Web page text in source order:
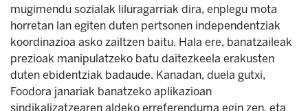
mugimendu sozialak liluragarriak dira, enplegu mota
horretan lan egiten duten pertsonen independentziak
koordinazioa asko zailtzen baitu. Hala ere, banatzaileak
prezioak manipulatzeko batu daitezkeela erakusten
duten ebidentziak badaude. Kanadan, duela gutxi,
Foodora janariak banatzeko aplikazioan
sindikalizatzearen aldeko erreferenduma egin zen, eta